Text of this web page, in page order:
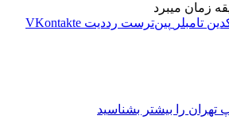
‫تامبلر ‫پین‌ترست ‫رددیت ‫VKontakte